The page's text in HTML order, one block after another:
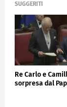
chiedere
struttura,
Quando le
risponde:
tornare al
Il re ha
per ipertrofia
SUGGERITI
Re Carlo e
sorpresa dal